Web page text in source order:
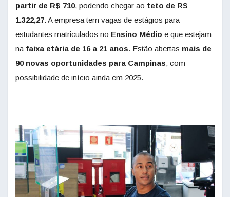
partir de R$ 710, podendo chegar ao teto de R$
1.322,27. A empresa tem vagas de estágios para
estudantes matriculados no Ensino Médio e que estejam
na faixa etária de 16 a 21 anos. Estão abertas mais de
90 novas oportunidades para Campinas, com
possibilidade de início ainda em 2025.